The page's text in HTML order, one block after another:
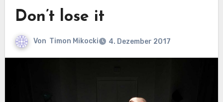
Don’t lose it
Von Timon Mikocki 4. Dezember 2017